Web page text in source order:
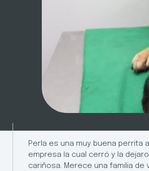
Perla es una muy buena perrita
empresa la cual cerró y la
cariñosa. Merece una familia